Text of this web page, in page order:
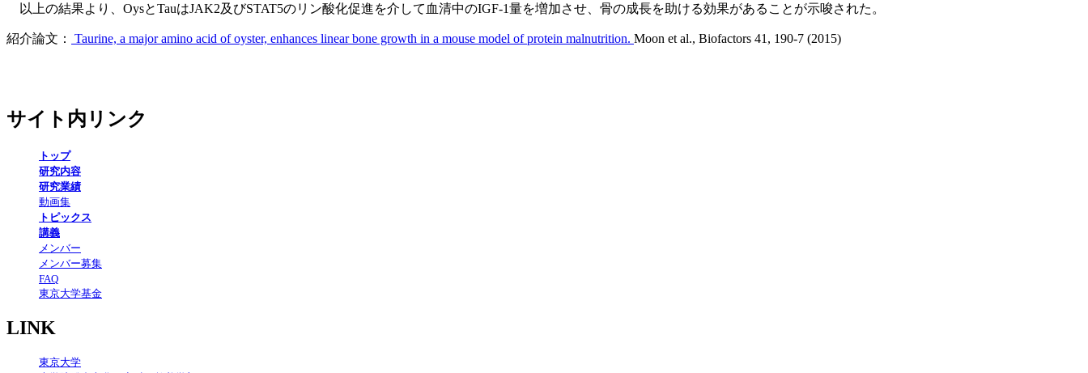
以上の結果より、OysとTauはJAK2及びSTAT5のリン酸化促進を介して血清中のIGF-1量を増加させ、骨の成長を助ける効果があることが示唆された。
紹介論文： Taurine, a major amino acid of oyster, enhances linear bone growth in a mouse model of protein malnutrition. Moon et al., Biofactors 41, 190-7 (2015)
サイト内リンク
トップ
研究内容
研究業績
動画集
トピックス
講義
メンバー
メンバー募集
FAQ
東京大学基金
LINK
東京大学